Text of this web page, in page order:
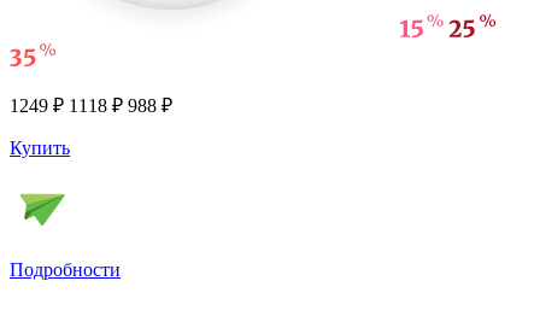
1249 ₽ 1118 ₽ 988 ₽
Купить
Подробности